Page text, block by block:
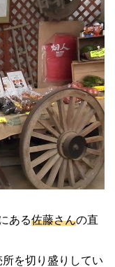
ある佐藤さんの直
を切り盛りしてい